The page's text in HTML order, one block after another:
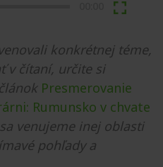
konkrétnej téme,
v čítaní, určite si
Presmerovanie
Rumunsko v chvate
venujeme inej oblasti
pohľady a